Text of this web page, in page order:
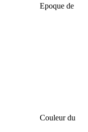
Epoque de
Couleur du